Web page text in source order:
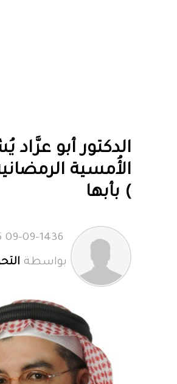
الدكتور أبو
الأُمسية
) بأبها
بواسطة